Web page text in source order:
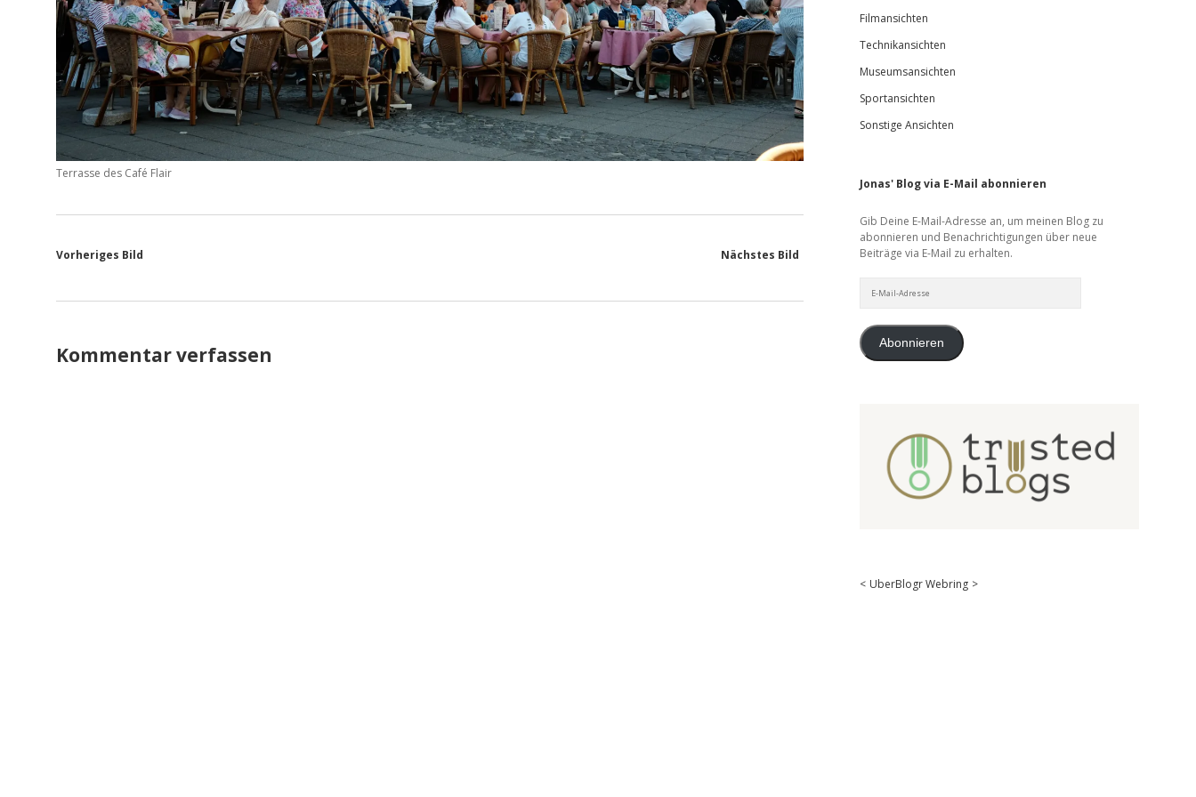
Terrasse des Café Flair
Vorheriges Bild Nächstes Bild
Kommentar verfassen
Filmansichten
Technikansichten
Museumsansichten
Sportansichten
Sonstige Ansichten
Jonas' Blog via E-Mail abonnieren
Gib Deine E-Mail-Adresse an, um meinen Blog zu
abonnieren und Benachrichtigungen über neue
Beiträge via E-Mail zu erhalten.
Mail-
Abonnieren
< UberBlogr Webring >